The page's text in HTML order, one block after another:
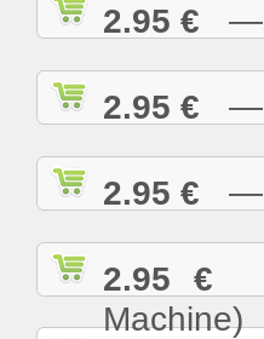
2.95 € —
2.95 € —
2.95 € —
2.95 €
Machine)